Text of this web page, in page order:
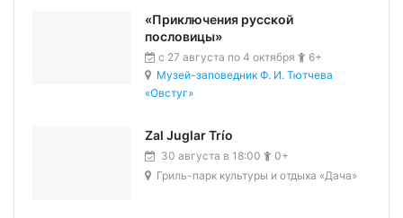
«Приключения русской
пословицы»
c 27 августа по 4 октября
6+
Музей-заповедник Ф. И. Тютчева
«Овстуг»
Zal Juglar Trío
30 августа в 18:00
0+
Гриль-парк культуры и отдыха «Дача»